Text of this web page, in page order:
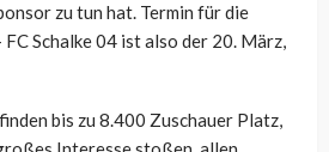
zu tun hat. Termin für die
Schalke 04 ist also der 20. März,
bis zu 8.400 Zuschauer Platz,